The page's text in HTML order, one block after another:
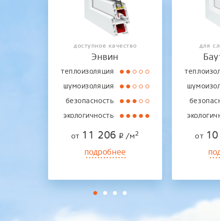
доступное качество
Энвин
теплоизоляция
шумоизоляция
безопасность
экологичность
от 11 206 p /м2
подробнее
для
от